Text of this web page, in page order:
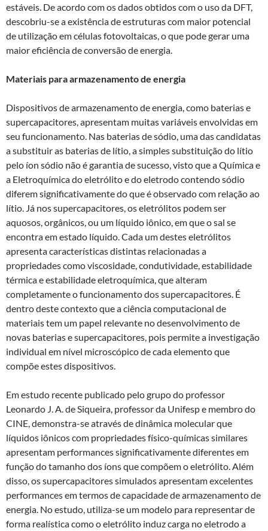
estáveis. De acordo com os dados obtidos com o uso da DFT,
descobriu-se a existência de estruturas com maior potencial
de utilização em células fotovoltaicas, o que pode gerar uma
maior eficiência de conversão de energia.
Materiais para armazenamento de energia
Dispositivos de armazenamento de energia, como baterias e
supercapacitores, apresentam muitas variáveis envolvidas em
seu funcionamento. Nas baterias de sódio, uma das candidatas
a substituir as baterias de lítio, a simples substituição do lítio
pelo íon sódio não é garantia de sucesso, visto que a Química e
a Eletroquímica do eletrólito e do eletrodo contendo sódio
diferem significativamente do que é observado com relação ao
lítio. Já nos supercapacitores, os eletrólitos podem ser
aquosos, orgânicos, ou um líquido iônico, em que o sal se
encontra em estado líquido. Cada um destes eletrólitos
apresenta características distintas relacionadas a
propriedades como viscosidade, condutividade, estabilidade
térmica e estabilidade eletroquímica, que alteram
completamente o funcionamento dos supercapacitores. É
dentro deste contexto que a ciência computacional de
materiais tem um papel relevante no desenvolvimento de
novas baterias e supercapacitores, pois permite a investigação
individual em nível microscópico de cada elemento que
compõe estes dispositivos.
Em estudo recente publicado pelo grupo do professor
Leonardo J. A. de Siqueira, professor da Unifesp e membro do
CINE, demonstra-se através de dinâmica molecular que
líquidos iônicos com propriedades físico-químicas similares
apresentam performances significativamente diferentes em
função do tamanho dos íons que compõem o eletrólito. Além
disso, os supercapacitores simulados apresentam excelentes
performances em termos de capacidade de armazenamento de
energia. No estudo, utiliza-se um modelo para representar de
forma realística como o eletrólito induz carga no eletrodo a